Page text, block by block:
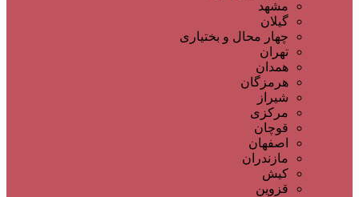
مشهد
گیلان
چهار محال و بختیاری
تهران
همدان
هرمزگان
شیراز
مرکزی
قوچان
اصفهان
مازندران
کیش
قزوین